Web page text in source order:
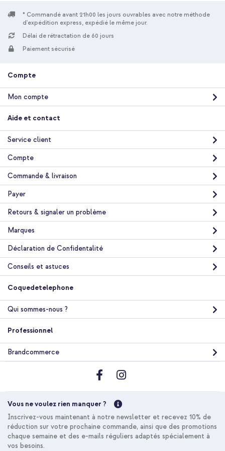
Non
Apple
Ordinateur portable, Smartphone,
Tablette
* Commandé avant 21h00 les jours ouvrables avec notre méthode
d'expédition express, expédié le même jour.
Délai de rétractation de 60 jours
Paiement sécurisé
Compte
Mon compte
Aide et contact
Service client
Compte
Commande & livraison
Payer
Retours & signaler un problème
Marques
Déclaration de Confidentalité
Conseils et astuces
Coquedetelephone
Qui sommes-nous ?
Professionnel
Brandcommerce
Vous ne voulez rien manquer ?
Inscrivez-vous maintenant à notre newsletter et recevez 10% de
réduction sur votre prochaine commande, ainsi que des promotions
chaque semaine et des e-mails réguliers adaptés spécialement à
vos besoins.